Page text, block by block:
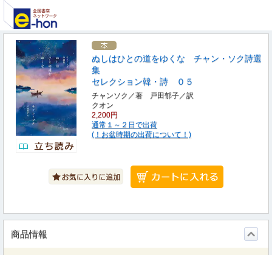
ぬしはひとの道をゆくな チャン・ソク詩選
集
セレクション韓・詩 ０５
チャンソク／著 戸田郁子／訳
クオン
2,200円
通常１～２日で出荷
(！お盆時期の出荷について！)
商品情報